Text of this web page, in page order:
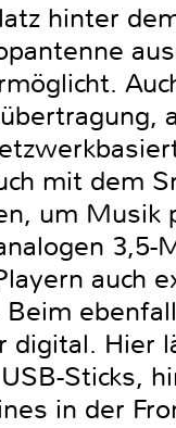
hinter
mit dem
um Musik
3,5-
auch
digital. Hier
Sticks,
in der